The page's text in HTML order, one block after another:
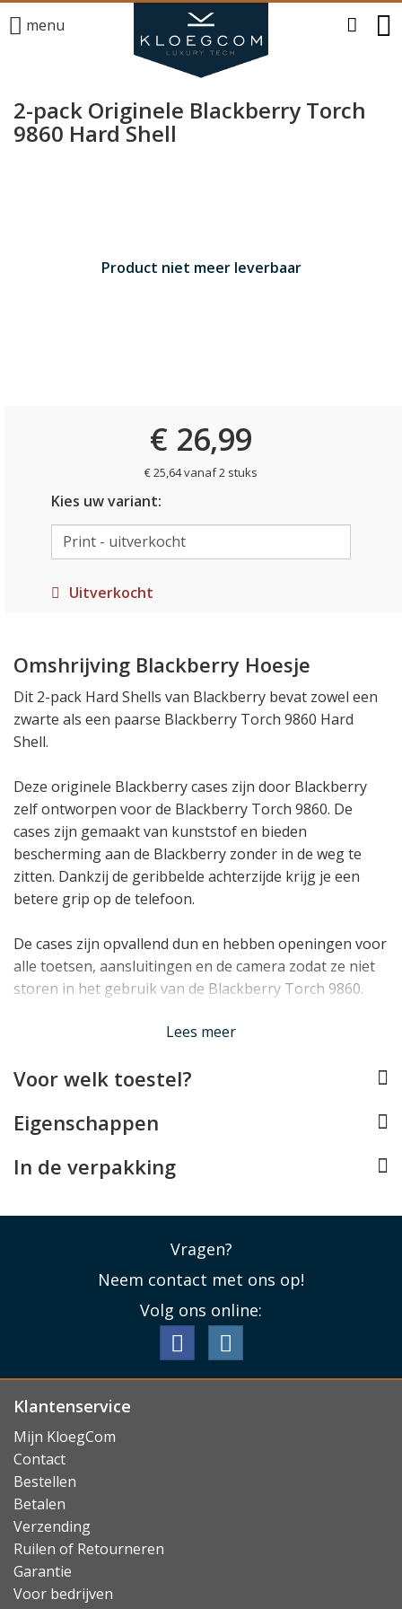
menu
2-pack Originele Blackberry Torch
9860 Hard Shell
Product niet meer leverbaar
€ 26,99
€ 25,64 vanaf 2 stuks
Kies uw variant:
Uitverkocht
Omshrijving Blackberry Hoesje
Dit 2-pack Hard Shells van Blackberry bevat zowel een
zwarte als een paarse Blackberry Torch 9860 Hard
Shell.
Deze originele Blackberry cases zijn door Blackberry
zelf ontworpen voor de Blackberry Torch 9860. De
cases zijn gemaakt van kunststof en bieden
bescherming aan de Blackberry zonder in de weg te
zitten. Dankzij de geribbelde achterzijde krijg je een
betere grip op de telefoon.
De cases zijn opvallend dun en hebben openingen voor
alle toetsen, aansluitingen en de camera zodat ze niet
storen in het gebruik van de Blackberry Torch 9860.
Lees minder
Lees meer
Voor welk toestel?
Eigenschappen
In de verpakking
Vragen?
Neem contact met ons op!
Volg ons online:
Klantenservice
Mijn KloegCom
Contact
Bestellen
Betalen
Verzending
Ruilen of Retourneren
Garantie
Voor bedrijven